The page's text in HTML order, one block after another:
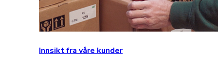
Innsikt fra våre kunder